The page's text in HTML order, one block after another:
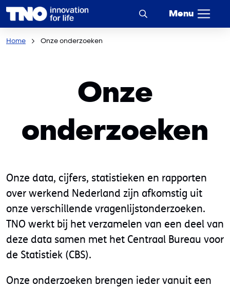
Menu
Home Onze onderzoeken
Onze
onderzoeken
Onze data, cijfers, statistieken en rapporten
over werkend Nederland zijn afkomstig uit
onze verschillende vragenlijstonderzoeken.
TNO werkt bij het verzamelen van een deel van
deze data samen met het Centraal Bureau voor
de Statistiek (CBS).
Onze onderzoeken brengen ieder vanuit een